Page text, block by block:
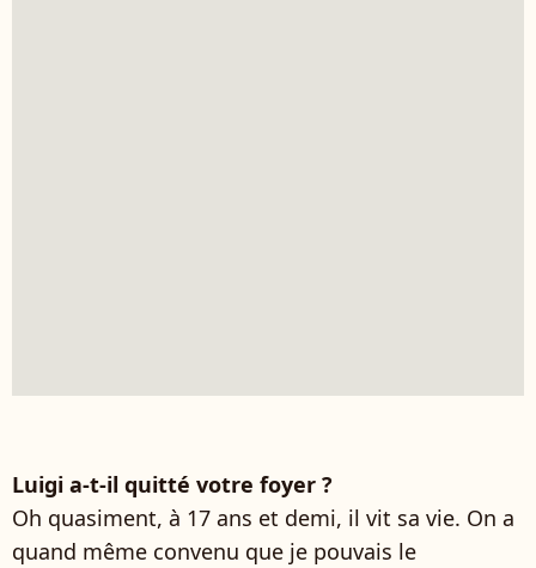
Luigi a-t-il quitté votre foyer ?
Oh quasiment, à 17 ans et demi, il vit sa vie. On a
quand même convenu que je pouvais le